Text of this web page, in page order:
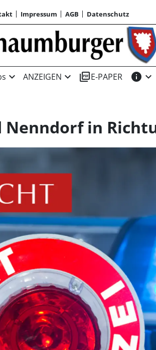
Impressum AGB Datenschutz
expand_more ANZEIGEN expand_more picture_as_pdfE-PAPER info expand_more
Nenndorf in